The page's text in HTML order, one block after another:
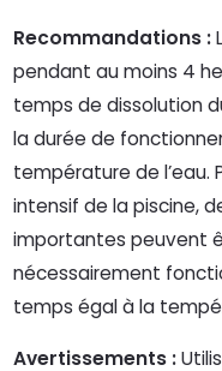
Recommandations :
pendant au moins 4
temps de dissolution
la durée de
température de l’eau.
intensif de la piscine,
importantes peuvent
nécessairement
temps égal à la
Avertissements :